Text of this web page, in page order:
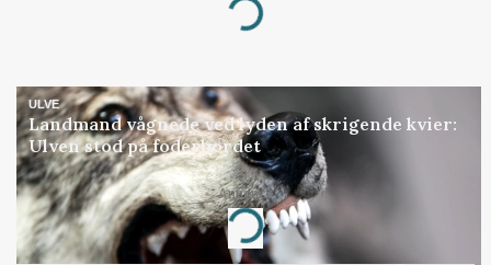
Loading...
ULVE
Landmand vågnede ved lyden af skrigende kvier:
Ulven stod på foderbordet
Annonce
Loading...